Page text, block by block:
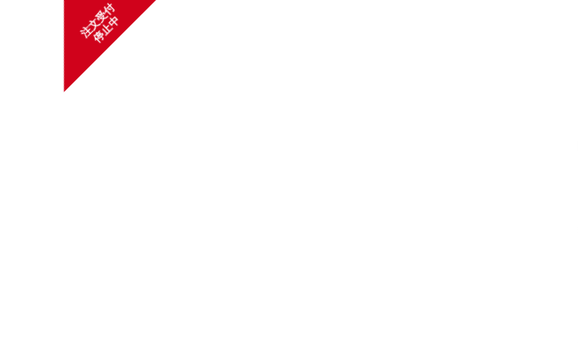
注
文
受
付
停
止
中